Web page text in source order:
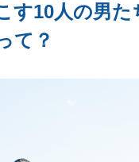
す10人の男た
て？